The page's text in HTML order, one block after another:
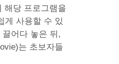
해당 프로그램을
게 사용할 수 있
어다 놓은 뒤,
는 초보자들